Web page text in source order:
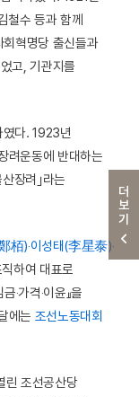
더보기
철수 등과 함께
혁명당 출신들과
고, 기관지를
였다. 1923년
려운동에 반대하는
산장려｣라는
栢)‧이성태(李星泰)‧
하여 대표로
‧가격‧이윤』을
에는 조선노동대회
린 조선공산당